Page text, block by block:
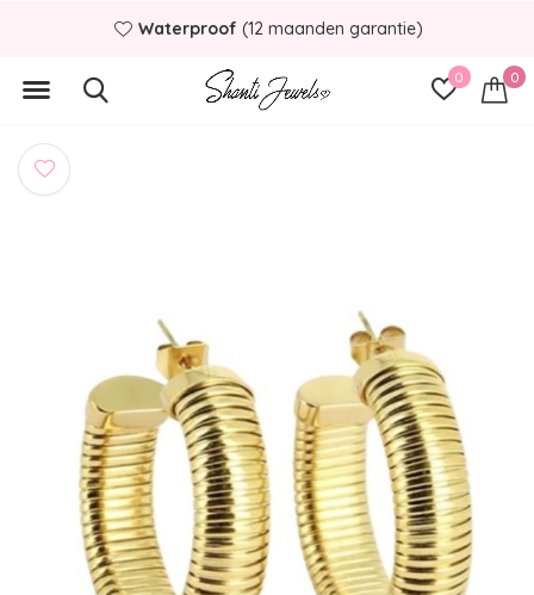
0 0
Waterproof (12 maanden garantie)